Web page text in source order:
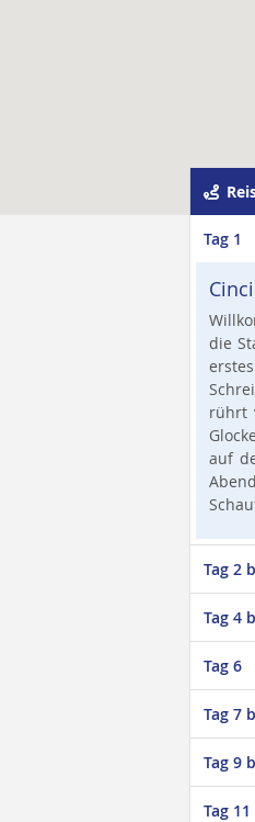
Tag 1
die
rührt
auf
Tag 2
Tag 4
Tag 6
Tag 7
Tag 9
Tag